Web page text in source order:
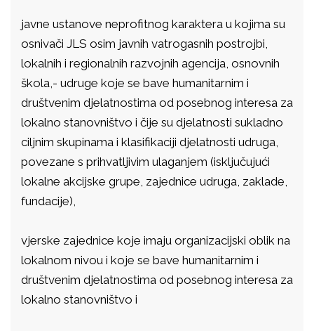
javne ustanove neprofitnog karaktera u kojima su
osnivači JLS osim javnih vatrogasnih postrojbi,
lokalnih i regionalnih razvojnih agencija, osnovnih
škola,- udruge koje se bave humanitarnim i
društvenim djelatnostima od posebnog interesa za
lokalno stanovništvo i čije su djelatnosti sukladno
ciljnim skupinama i klasifikaciji djelatnosti udruga,
povezane s prihvatljivim ulaganjem (isključujući
lokalne akcijske grupe, zajednice udruga, zaklade,
fundacije),
vjerske zajednice koje imaju organizacijski oblik na
lokalnom nivou i koje se bave humanitarnim i
društvenim djelatnostima od posebnog interesa za
lokalno stanovništvo i